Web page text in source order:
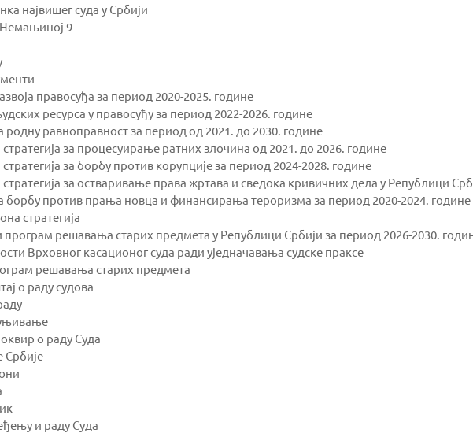
највишег суда у Србији
9
правосуђа за период 2020-2025. године
ресурса у правосуђу за период 2022-2026. године
родну равноправност за период од 2021. до 2030. године
за процесуирање ратних злочина од 2021. до 2026. године
за борбу против корупције за период 2024-2028. године
за остваривање права жртава и сведока кривичних дела у Републици
борбу против прања новца и финансирања тероризма за период 2020-2024. године
стратегија
програм решавања старих предмета у Републици Србији за период 2026-2030.
Врховног касационог суда ради уједначавања судске праксе
решавања старих предмета
о раду судова
о раду Суда
Србије
и раду Суда